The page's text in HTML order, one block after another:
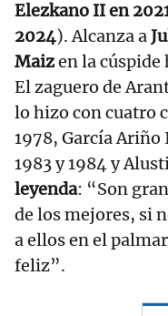
Elezkano II en
2024). Alcanza a
Maizen la cúspide
El zaguero de
lo hizo con cuatro
1978, García Ariño
1983 y 1984 y
leyenda: “Son
de los mejores, si
a ellos en el
feliz”.